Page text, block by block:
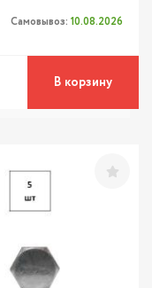
Самовывоз: 10.08.2026
В корзину